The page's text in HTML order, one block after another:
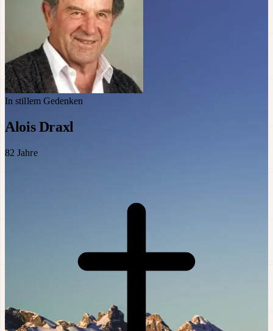
In stillem Gedenken
Alois Draxl
82 Jahre